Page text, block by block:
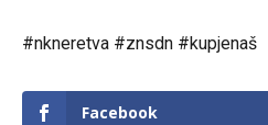
#nkneretva #znsdn #kupjenaš
Facebook